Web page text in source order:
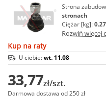
Strona
stronach
Ciężar [kg]:0.27
Rozwiń więcej
Kup na raty
U ciebie:wt. 11.08
33,77zł/szt.
Darmowa dostawa od 250 zł